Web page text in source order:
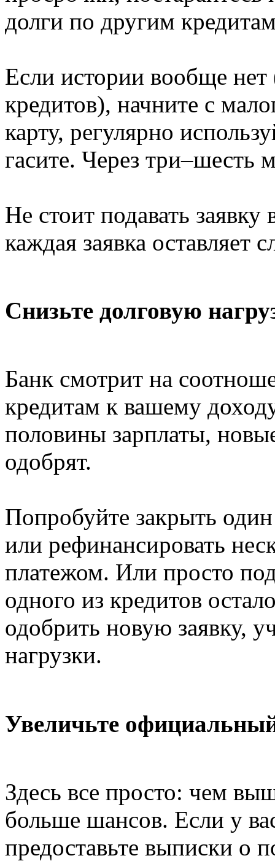
долги по другим
Если истории вообще
кредитов), начните с
карту, регулярно
гасите. Через три–шесть
Не стоит подавать
каждая заявка оставляет
Снизьте долговую
Банк смотрит на
кредитам к вашему
половины зарплаты,
одобрят.
Попробуйте закрыть
или рефинансировать
платежом. Или просто
одного из кредитов
одобрить новую заявку,
нагрузки.
Увеличьте
Здесь все просто: чем
больше шансов. Если у
предоставьте выписки о